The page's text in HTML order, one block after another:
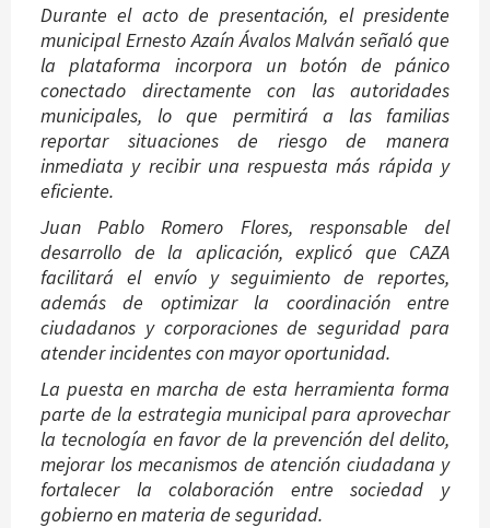
Durante el acto de presentación, el presidente
municipal Ernesto Azaín Ávalos Malván señaló que
la plataforma incorpora un botón de pánico
conectado directamente con las autoridades
municipales, lo que permitirá a las familias
reportar situaciones de riesgo de manera
inmediata y recibir una respuesta más rápida y
eficiente.
Juan Pablo Romero Flores, responsable del
desarrollo de la aplicación, explicó que CAZA
facilitará el envío y seguimiento de reportes,
además de optimizar la coordinación entre
ciudadanos y corporaciones de seguridad para
atender incidentes con mayor oportunidad.
La puesta en marcha de esta herramienta forma
parte de la estrategia municipal para aprovechar
la tecnología en favor de la prevención del delito,
mejorar los mecanismos de atención ciudadana y
fortalecer la colaboración entre sociedad y
gobierno en materia de seguridad.